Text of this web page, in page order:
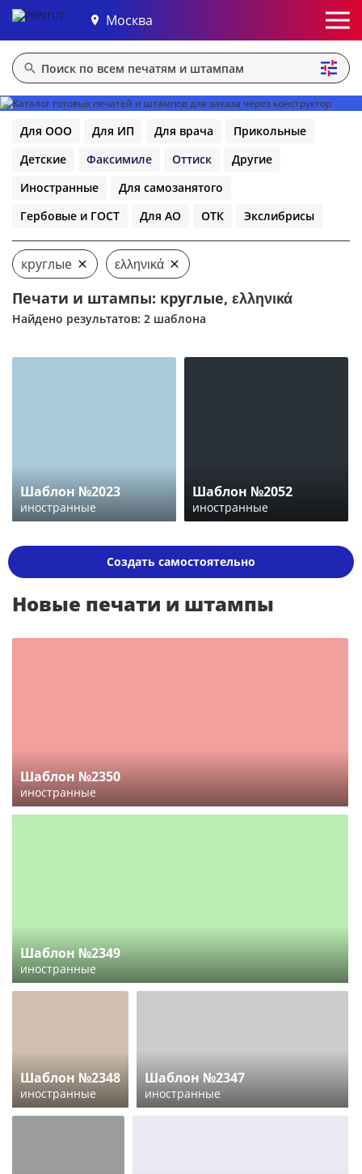
Москва
Для ООО Для ИП Для врача
Прикольные
Детские
Факсимиле Оттиск
Другие
Иностранные
Для самозанятого
Гербовые и ГОСТ
Для АО ОТК Экслибрисы
круглые ελληνικά
Печати и штампы: круглые, ελληνικά
Найдено результатов: 2 шаблона
Шаблон №2023
иностранные
Шаблон №2052
иностранные
Создать самостоятельно
Новые печати и штампы
Шаблон №2350
иностранные
Шаблон №2349
иностранные
Шаблон №2348
иностранные
Шаблон №2347
иностранные